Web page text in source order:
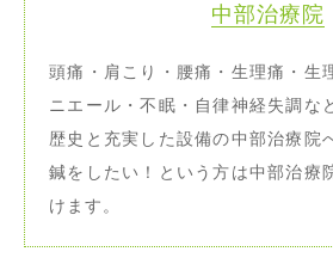
中部治療院
頭痛・肩こり・腰痛・生理痛・生
ニエール・不眠・自律神経失調な
歴史と充実した設備の中部治療院
鍼をしたい！という方は中部治療
けます。